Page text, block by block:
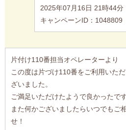
2025年07月16日 21時44分
キャンペーンID：1048809
片付け110番担当オペレーターより
この度は片づけ110番をご利用いた
ざいました。
ご満足いただけたようで良かったです
また何かございましたらいつでもご
せ！